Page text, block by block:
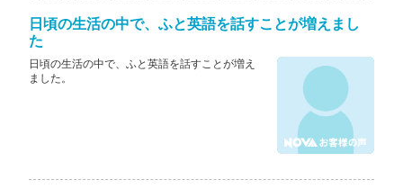
日頃の生活の中で、ふと英語を話すことが増えまし
た
日頃の生活の中で、ふと英語を話すことが増え
ました。